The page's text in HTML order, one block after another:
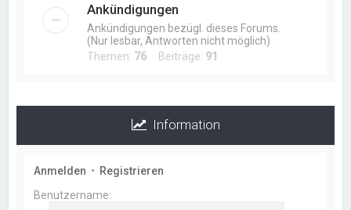
Ankündigungen
Ankündigungen bezügl. dieses Forums.
(Nur lesbar, Antworten nicht möglich)
Themen: 76 Beiträge: 91
Information
Anmelden • Registrieren
Benutzername: